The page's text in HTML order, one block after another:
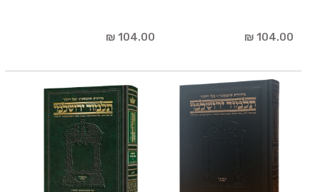
104.00 ₪
104.00 ₪